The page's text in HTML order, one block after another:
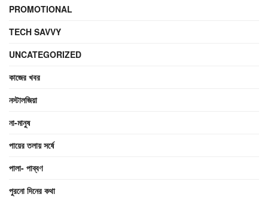
PROMOTIONAL
TECH SAVVY
UNCATEGORIZED
কাজের খবর
নস্টালজিয়া
না-মানুষ
পায়ের তলায় সর্ষে
পালা- পাব্বণ
পুরনো দিনের কথা